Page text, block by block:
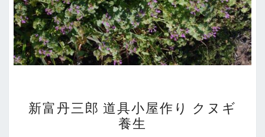
富
丹
新富丹三郎 道具小屋作り クヌギ
養生